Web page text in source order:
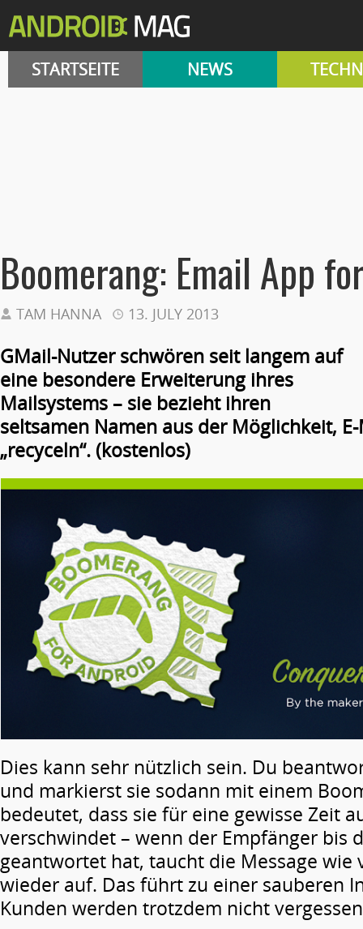
STARTSEITE NEWS
Boomerang: Email App
TAM HANNA 13. JULY 2013
GMail-Nutzer schwören seit langem auf
eine besondere Erweiterung ihres
Mailsystems – sie bezieht ihren
seltsamen Namen aus der Möglichkeit,
„recyceln“. (kostenlos)
Dies kann sehr nützlich sein. Du
und markierst sie sodann mit einem
bedeutet, dass sie für eine gewisse Zeit
verschwindet – wenn der Empfänger bis
geantwortet hat, taucht die Message wie
wieder auf. Das führt zu einer sauberen
Kunden werden trotzdem nicht